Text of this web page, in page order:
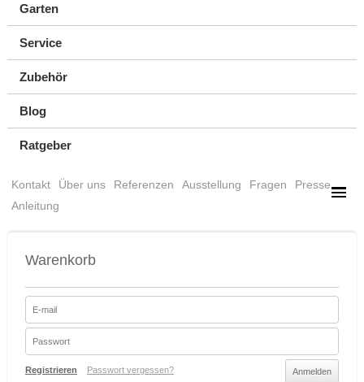
Garten
Service
Zubehör
Blog
Ratgeber
Kontakt Über uns Referenzen Ausstellung Fragen
Presse
Anleitung
Warenkorb
Registrieren Passwort vergessen?